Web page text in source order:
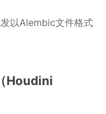
以Alembic文件格式
Houdini